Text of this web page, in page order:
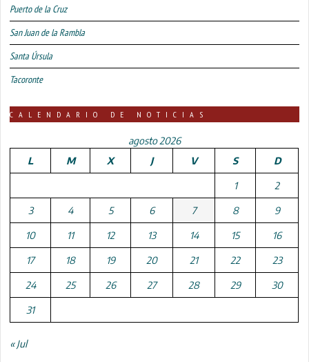
Puerto de la Cruz
San Juan de la Rambla
Santa Úrsula
Tacoronte
CALENDARIO DE NOTICIAS
agosto 2026
L
M X J V S D
1 2
3 4 5 6 7 8 9
10 11 12 13 14 15 16
17 18 19 20 21 22 23
24 25 26 27 28 29 30
31
« Jul